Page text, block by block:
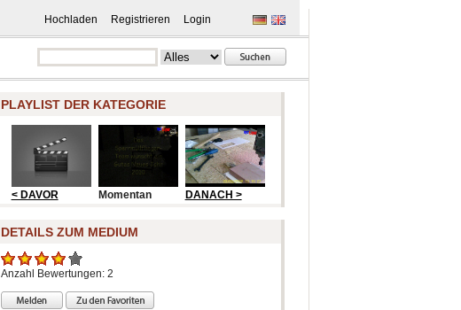
Hochladen Registrieren Login
PLAYLIST DER KATEGORIE
< DAVOR Momentan DANACH >
DETAILS ZUM MEDIUM
Anzahl Bewertungen: 2